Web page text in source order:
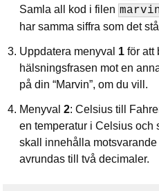
Samla all kod i filen
har samma siffra som det
Uppdatera menyval 1 för att
hälsningsfrasen mot en
på din “Marvin”, om du vill.
Menyval2: Celsius till
en temperatur i Celsius och
skall innehålla motsvarande
avrundas till två decimaler.